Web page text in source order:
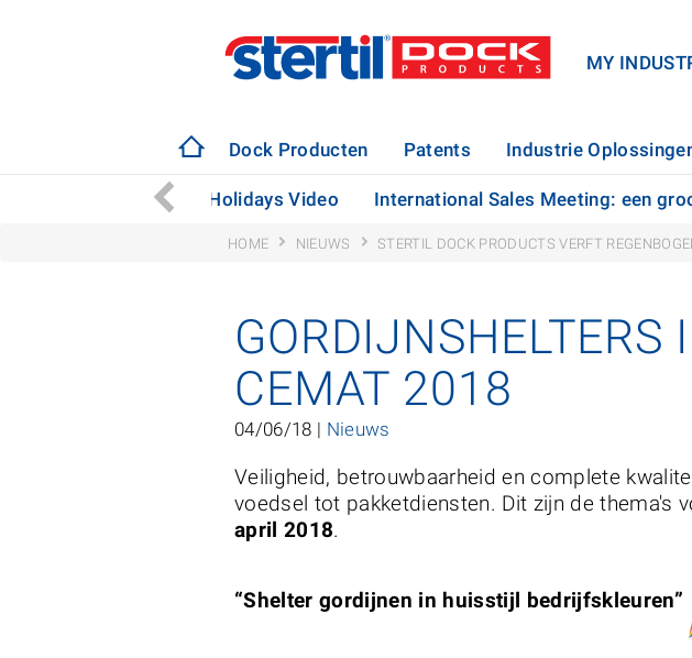
MY
Dock Producten Patents Industrie
Bekijk de Stertil Happy Holidays Video International Sales Meeting: een
HOME NIEUWS STERTIL DOCK PRODUCTS VERFT
GORDIJNSHELTERS
CEMAT 2018
04/06/18 | Nieuws
Veiligheid, betrouwbaarheid en complete
voedsel tot pakketdiensten. Dit zijn de thema's
april 2018.
“Shelter gordijnen in huisstijl bedrijfskleuren”